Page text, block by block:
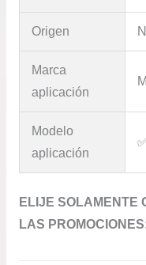
Origen
Marca
aplicación
Modelo
aplicación
ELIJE SOLAMENTE
LAS